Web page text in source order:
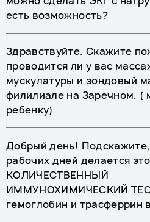
есть возможность?
Здравствуйте. Скажите
проводится ли у вас
мускулатуры и зондовый
филилиале на Заречном. (
ребенку)
Добрый день! Подскажите,
рабочих дней делается
КОЛИЧЕСТВЕННЫЙ
ИММУНОХИМИЧЕСКИЙ
гемоглобин и трасферрин